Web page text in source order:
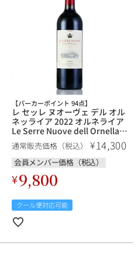
【パーカーポイント 94点】
レ セッレ ヌオーヴェ デル オル
ネッライア 2022 オルネライア
Le Serre Nuove dell Ornellaia
イタリア トスカーナ 赤ワイン
通常販売価格（税込） ¥14,300
会員メンバー価格（税込）
¥9,800
クール便対応可能